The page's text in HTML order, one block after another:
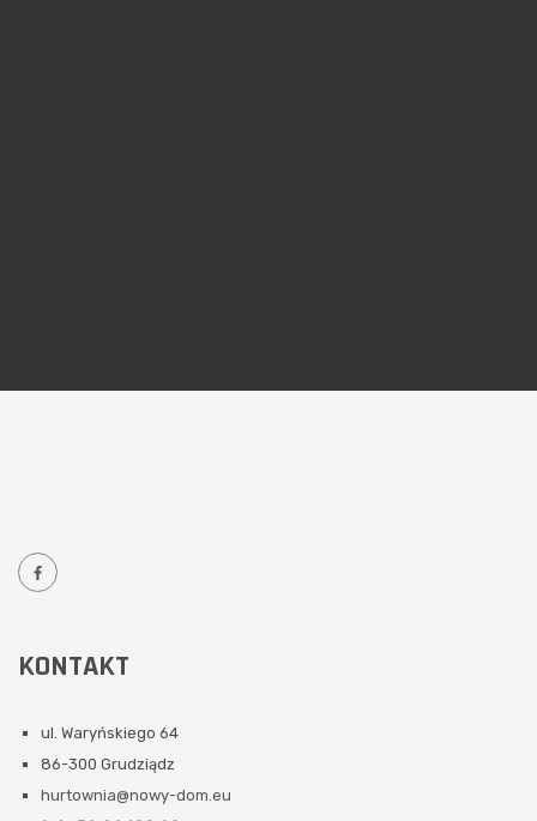
KONTAKT
ul. Waryńskiego 64
86-300 Grudziądz
hurtownia@nowy-dom.eu